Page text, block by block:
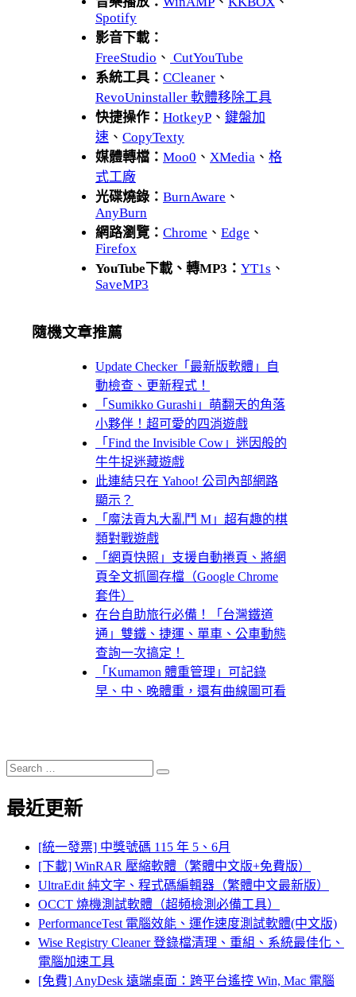
Spotify
影音下載：
FreeStudio 、 CutYouTube
系統工具： CCleaner 、
RevoUninstaller 軟體移除工具
快捷操作： HotkeyP 、 鍵盤加
速 、 CopyTexty
媒體轉檔： Moo0 、 XMedia 、 格
式工廠
光碟燒錄： BurnAware 、
AnyBurn
網路瀏覽： Chrome 、 Edge 、
Firefox
YouTube下載、轉MP3： YT1s 、
SaveMP3
隨機文章推薦
Update Checker「最新版軟體」自
動檢查、更新程式！
「Sumikko Gurashi」萌翻天的角落
小夥伴！超可愛的四消遊戲
「Find the Invisible Cow」迷因般的
牛牛捉迷藏遊戲
此連結只在 Yahoo! 公司內部網路
顯示？
「魔法貢丸大亂鬥 M」超有趣的棋
類對戰遊戲
「網頁快照」支援自動捲頁、將網
頁全文抓圖存檔（Google Chrome
套件）
在台自助旅行必備！「台灣鐵道
通」雙鐵、捷運、單車、公車動態
查詢一次搞定！
「Kumamon 體重管理」可記錄
早、中、晚體重，還有曲線圖可看
Search
for:
Search
最近更新
[統一發票] 中獎號碼 115 年 5、6月
[下載] WinRAR 壓縮軟體（繁體中文版+免費版）
UltraEdit 純文字、程式碼編輯器（繁體中文最新版）
OCCT 燒機測試軟體（超頻檢測必備工具）
PerformanceTest 電腦效能、運作速度測試軟體(中文版)
Wise Registry Cleaner 登錄檔清理、重組、系統最佳化、
電腦加速工具
[免費] AnyDesk 遠端桌面：跨平台遙控 Win, Mac 電腦